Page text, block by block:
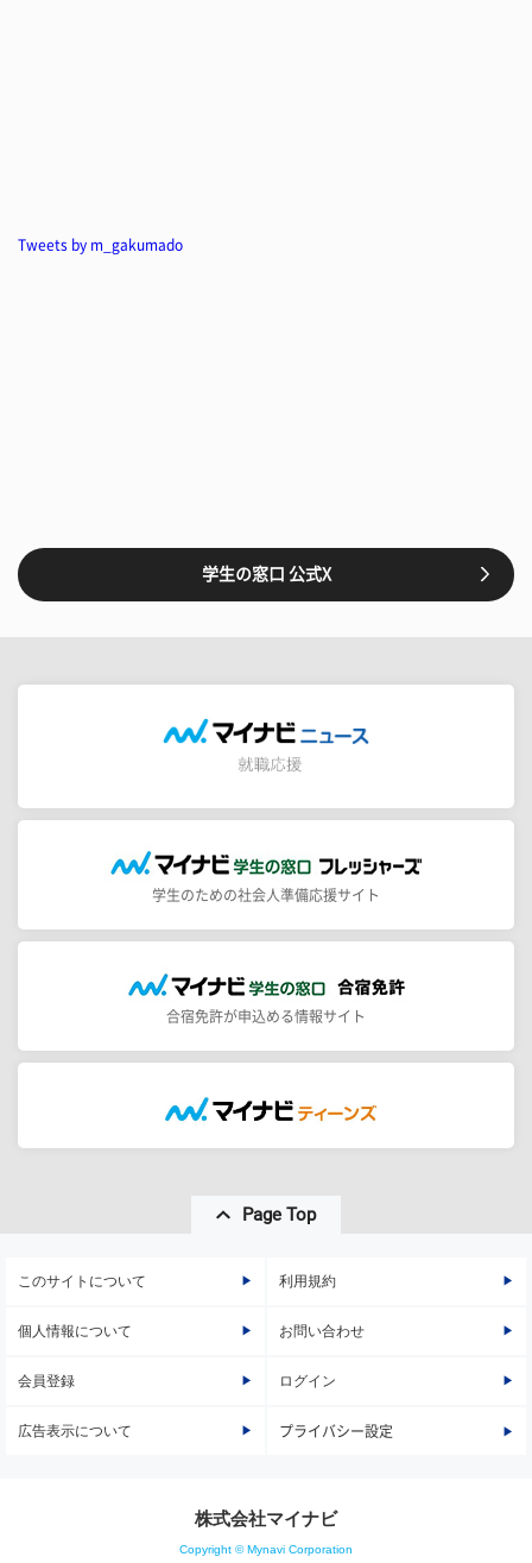
Tweets by m_gakumado
学生の窓口 公式X
学生のための社会人準備応援サイト
合宿免許が申込める情報サイト
Page Top
このサイトについて 利用規約
個人情報について お問い合わせ
会員登録 ログイン
広告表示について プライバシー設定
株式会社マイナビ
Copyright © Mynavi Corporation